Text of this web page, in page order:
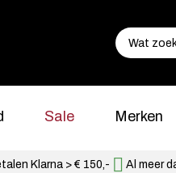
Sale Merken
Klarna > € 150,- Al meer